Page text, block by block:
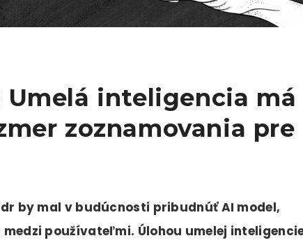
Umelá inteligencia má
zoznamovania pre
by mal v budúcnosti pribudnúť AI model,
používateľmi. Úlohou umelej